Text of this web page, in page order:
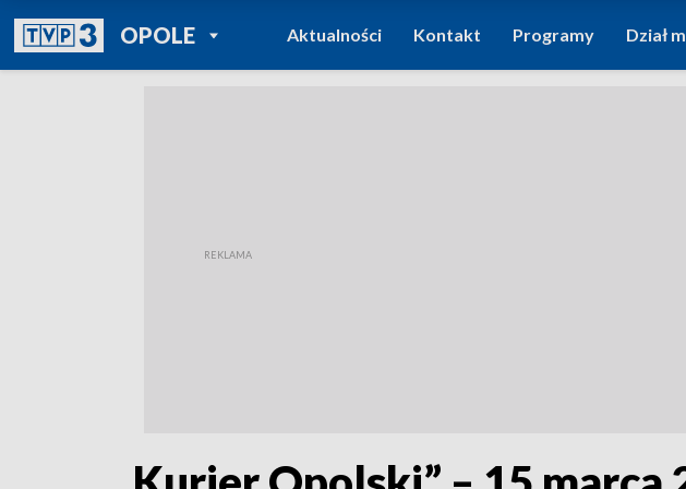
OPOLEPOWRÓT DO
TVP REGIONY
Aktualności Kontakt Programy Dział